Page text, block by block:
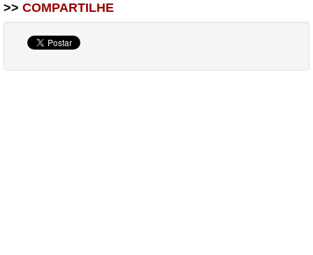
>> COMPARTILHE